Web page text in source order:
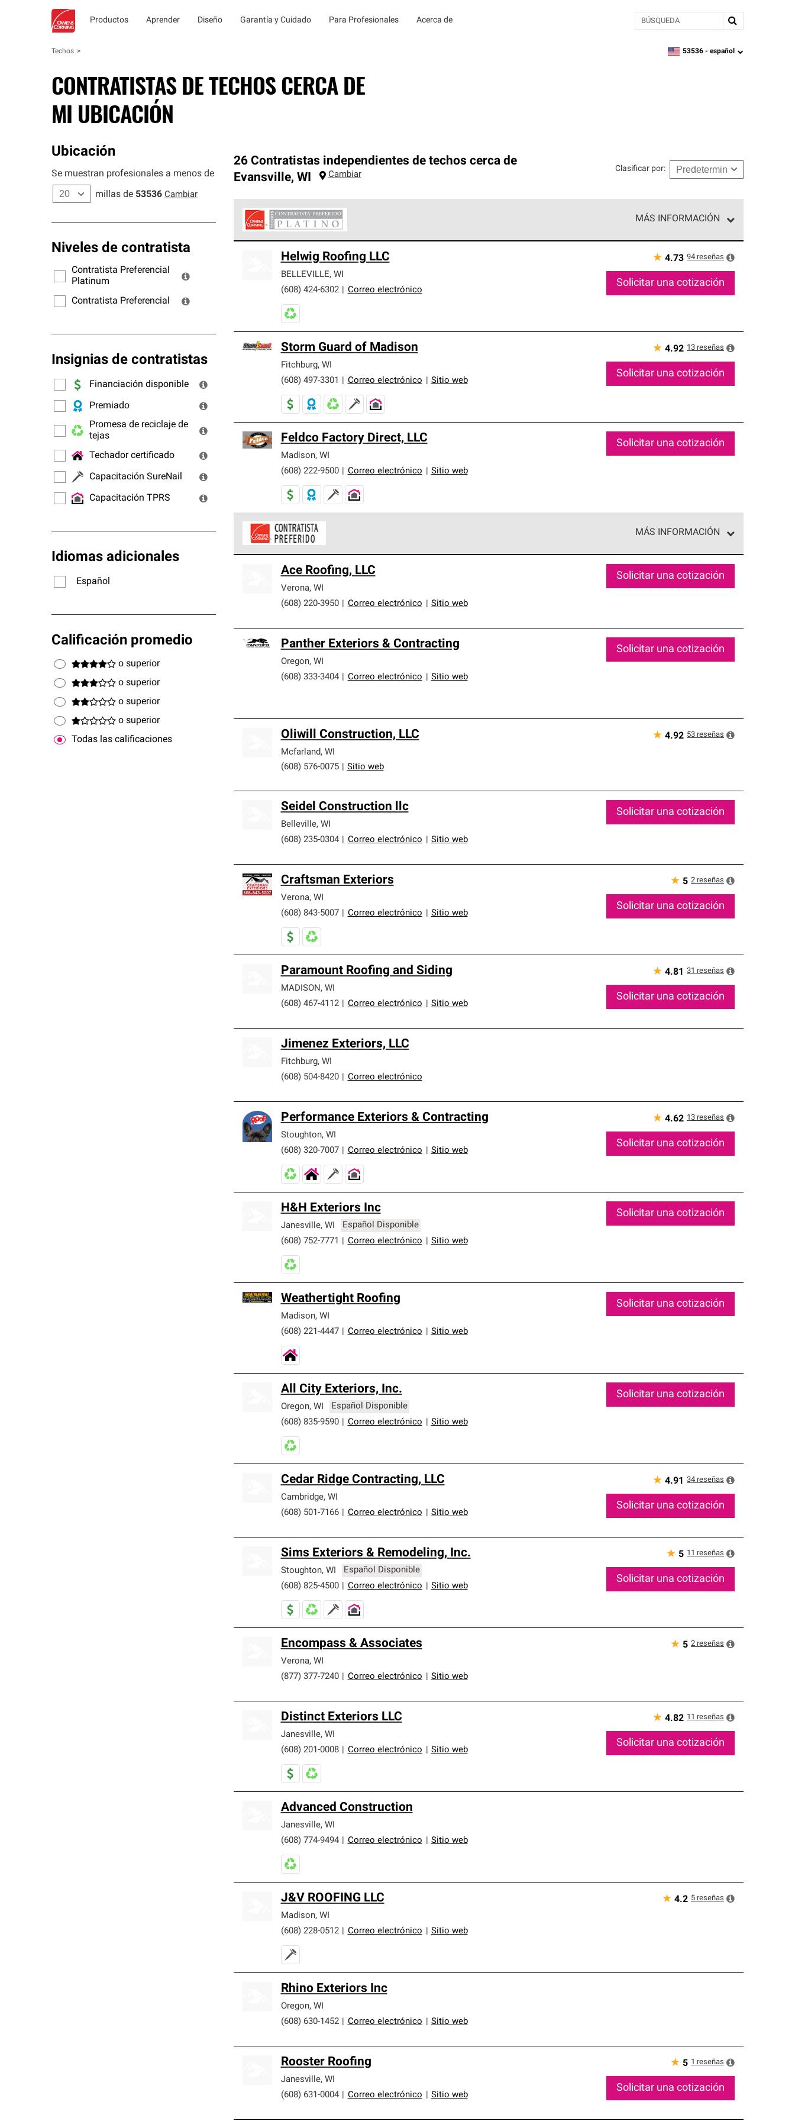
Productos Aprender Diseño Garantía y Cuidado Para Profesionales Acerca de BÚSQUEDA
Techos zipcode,language
53536 - español
CONTRATISTAS DE TECHOS CERCA DE
MI UBICACIÓN
Ubicación
Se muestran profesionales a menos de
millas de 53536 Cambiar
Niveles de contratista
Contratista Preferencial
Platinum
Contratista Preferencial
Insignias de contratistas
Financiación disponible
Premiado
Promesa de reciclaje de
tejas
Techador certificado
Capacitación SureNail
Capacitación TPRS
Idiomas adicionales
Español
Calificación promedio
o superior
o superior
o superior
o superior
Todas las calificaciones
26 Contratistas independientes de techos cerca de
Evansville, WI Cambiar
Clasificar por:
MÁS INFORMACIÓN
cumplen con estándares estrictos de profesionalismo, confiabilidad y destreza incomparable. Solo ellos pueden
Helwig Roofing LLC
BELLEVILLE, WI
(608) 424-6302
Correo electrónico
★ 4.73 94 reseñas
Solicitar una cotización
Storm Guard of Madison
Fitchburg, WI
(608) 497-3301
Correo electrónico Sitio web
★ 4.92 13 reseñas
Solicitar una cotización
Feldco Factory Direct, LLC
Madison, WI
(608) 222-9500
Correo electrónico Sitio web
Solicitar una cotización
MÁS INFORMACIÓN
cumplen con altos estándares y requisitos estrictos de profesionalismo y confiabilidad.
Ace Roofing, LLC
Verona, WI
(608) 220-3950
Correo electrónico Sitio web
Solicitar una cotización
Panther Exteriors & Contracting
Oregon, WI
(608) 333-3404
Correo electrónico Sitio web
Solicitar una cotización
Oliwill Construction, LLC
Mcfarland , WI
(608) 576-0075
Sitio web
★ 4.92 53 reseñas
Seidel Construction llc
Belleville, WI
(608) 235-0304
Correo electrónico Sitio web
Solicitar una cotización
Craftsman Exteriors
Verona, WI
(608) 843-5007
Correo electrónico Sitio web
★ 5 2 reseñas
Solicitar una cotización
Paramount Roofing and Siding
MADISON , WI
(608) 467-4112
Correo electrónico Sitio web
★ 4.81 31 reseñas
Solicitar una cotización
Jimenez Exteriors, LLC
Fitchburg, WI
(608) 504-8420
Correo electrónico
Performance Exteriors & Contracting
Stoughton, WI
(608) 320-7007
Correo electrónico Sitio web
★ 4.62 13 reseñas
Solicitar una cotización
H&H Exteriors Inc
Janesville, WI
Español Disponible
(608) 752-7771
Correo electrónico Sitio web
Solicitar una cotización
Weathertight Roofing
Madison, WI
(608) 221-4447
Correo electrónico Sitio web
Solicitar una cotización
All City Exteriors, Inc.
Oregon, WI
Español Disponible
(608) 835-9590
Correo electrónico Sitio web
Solicitar una cotización
Cedar Ridge Contracting, LLC
Cambridge, WI
(608) 501-7166
Correo electrónico Sitio web
★ 4.91 34 reseñas
Solicitar una cotización
Sims Exteriors & Remodeling, Inc.
Stoughton, WI
Español Disponible
(608) 825-4500
Correo electrónico Sitio web
★ 5 11 reseñas
Solicitar una cotización
Encompass & Associates
Verona, WI
(877) 377-7240
Correo electrónico Sitio web
★ 5 2 reseñas
Distinct Exteriors LLC
Janesville, WI
(608) 201-0008
Correo electrónico Sitio web
★ 4.82 11 reseñas
Solicitar una cotización
Advanced Construction
Janesville, WI
(608) 774-9494
Correo electrónico Sitio web
J&V ROOFING LLC
Madison, WI
(608) 228-0512
Correo electrónico Sitio web
★ 4.2 5 reseñas
Rhino Exteriors Inc
Oregon, WI
(608) 630-1452
Correo electrónico Sitio web
Rooster Roofing
Janesville, WI
(608) 631-0004
Correo electrónico Sitio web
★ 5 1 reseñas
Solicitar una cotización